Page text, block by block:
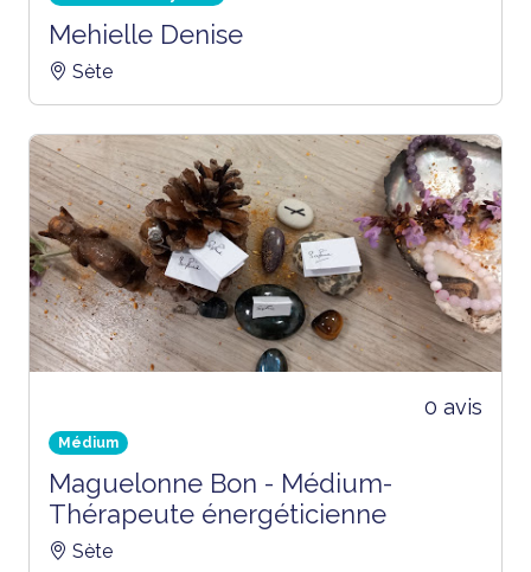
Mehielle Denise
Sète
0 avis
Médium
Maguelonne Bon - Médium-
Thérapeute énergéticienne
Sète